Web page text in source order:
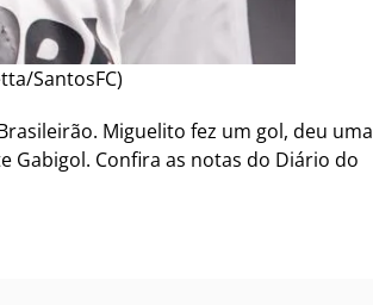
SantosFC)
Miguelito fez um gol, deu uma
Confira as notas do Diário do